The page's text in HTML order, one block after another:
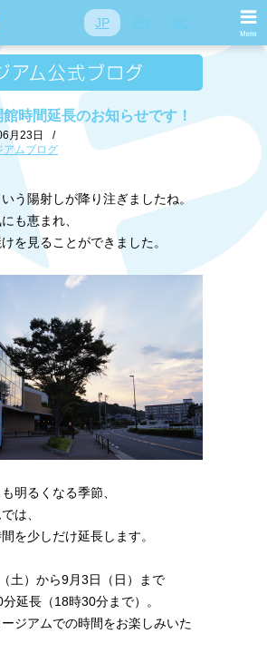
JP
時間延長のお知らせです！
月23日
/
アムブログ
う陽射しが降り注ぎましたね。
も恵まれ、
を見ることができました。
明るくなる季節、
は、
を少しだけ延長します。
土）から9月3日（日）まで
延長（18時30分まで）。
ジアムでの時間をお楽しみいた